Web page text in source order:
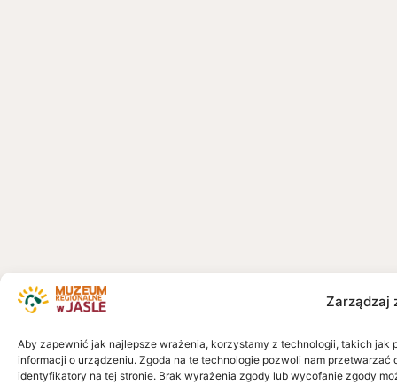
Zarządzaj
Aby zapewnić jak najlepsze wrażenia, korzystamy z technologii, takich
informacji o urządzeniu. Zgoda na te technologie pozwoli nam
identyfikatory na tej stronie. Brak wyrażenia zgody lub wycofanie zgody